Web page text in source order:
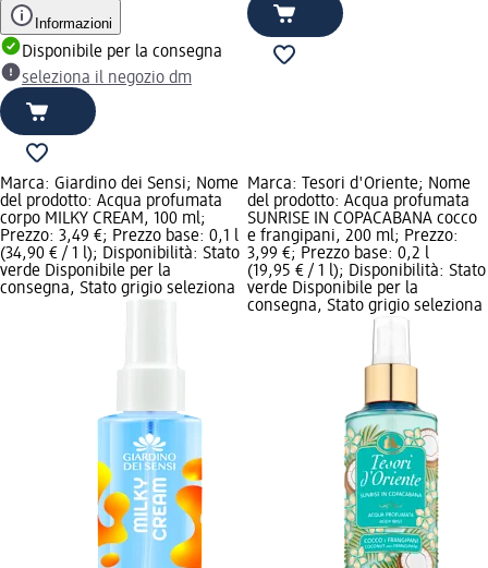
Informazioni
Disponibile per la consegna
seleziona il negozio dm
Marca: Giardino dei Sensi; Nome
del prodotto: Acqua profumata
corpo MILKY CREAM, 100 ml;
Prezzo: 3,49 €; Prezzo base: 0,1 l
(34,90 € / 1 l); Disponibilità: Stato
verde Disponibile per la
consegna, Stato grigio seleziona
Marca: Tesori d'Oriente; Nome
del prodotto: Acqua profumata
SUNRISE IN COPACABANA cocco
e frangipani, 200 ml; Prezzo:
3,99 €; Prezzo base: 0,2 l
(19,95 € / 1 l); Disponibilità: Stato
verde Disponibile per la
consegna, Stato grigio seleziona